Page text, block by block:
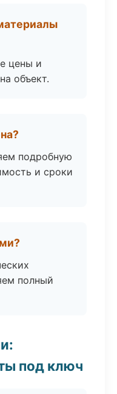
цены и
объект.
подробную
и сроки
полный
под ключ